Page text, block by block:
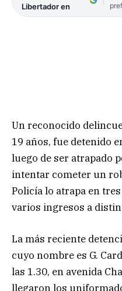
Libertador en
Un reconocido
19 años, fue detenido
luego de ser atrapado
intentar cometer un
Policía lo atrapa en
varios ingresos a
La más reciente
cuyo nombre es G.
las 1.30, en avenida
llegaron los